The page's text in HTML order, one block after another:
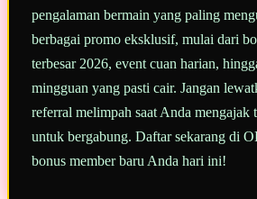
pengalaman bermain yang paling
berbagai promo eksklusif, mulai dari
terbesar 2026, event cuan harian,
mingguan yang pasti cair. Jangan
referral melimpah saat Anda mengajak
untuk bergabung. Daftar sekarang di
bonus member baru Anda hari ini!